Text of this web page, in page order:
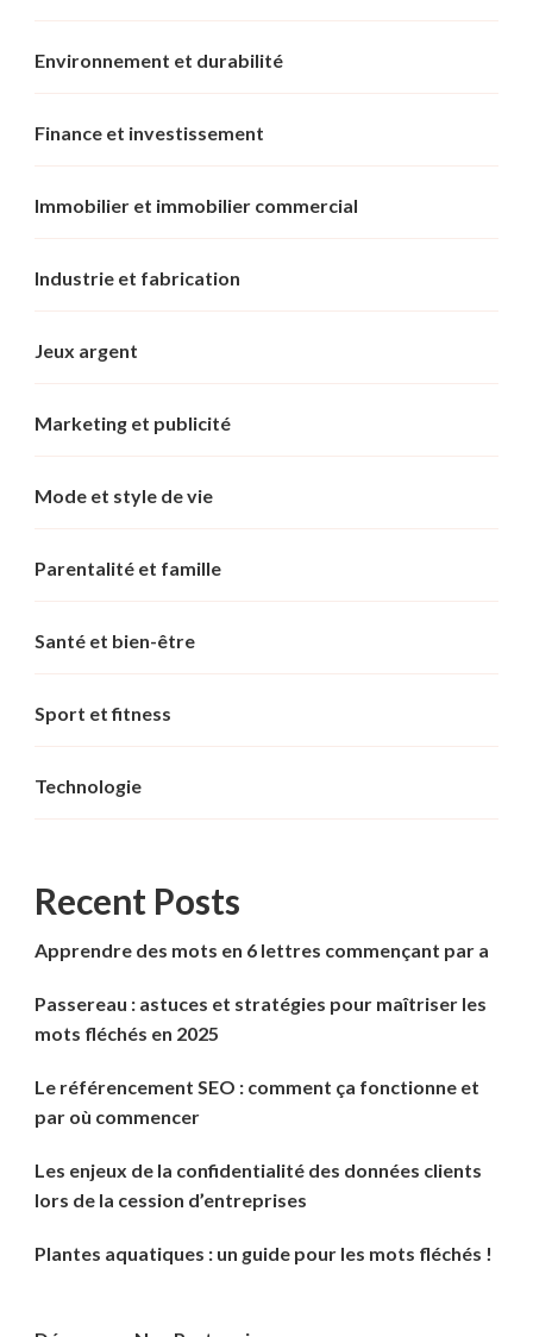
Environnement et durabilité
Finance et investissement
Immobilier et immobilier commercial
Industrie et fabrication
Jeux argent
Marketing et publicité
Mode et style de vie
Parentalité et famille
Santé et bien-être
Sport et fitness
Technologie
Recent Posts
Apprendre des mots en 6 lettres commençant par a
Passereau : astuces et stratégies pour maîtriser les
mots fléchés en 2025
Le référencement SEO : comment ça fonctionne et
par où commencer
Les enjeux de la confidentialité des données clients
lors de la cession d’entreprises
Plantes aquatiques : un guide pour les mots fléchés !